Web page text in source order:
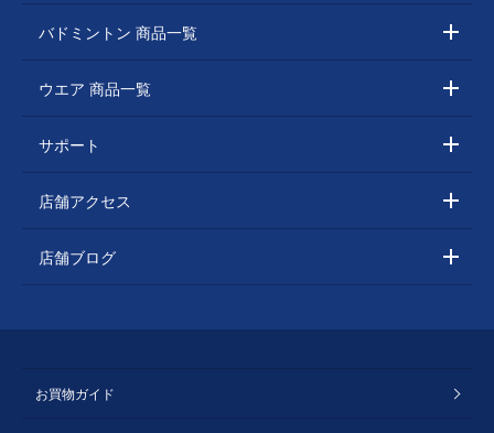
バドミントン 商品一覧
ウエア 商品一覧
サポート
店舗アクセス
店舗ブログ
お買物ガイド